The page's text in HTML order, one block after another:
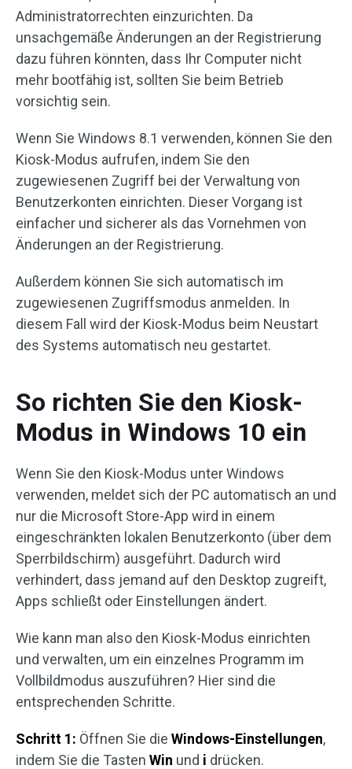
Administratorrechten einzurichten. Da
unsachgemäße Änderungen an der Registrierung
dazu führen könnten, dass Ihr Computer nicht
mehr bootfähig ist, sollten Sie beim Betrieb
vorsichtig sein.
Wenn Sie Windows 8.1 verwenden, können Sie den
Kiosk-Modus aufrufen, indem Sie den
zugewiesenen Zugriff bei der Verwaltung von
Benutzerkonten einrichten. Dieser Vorgang ist
einfacher und sicherer als das Vornehmen von
Änderungen an der Registrierung.
Außerdem können Sie sich automatisch im
zugewiesenen Zugriffsmodus anmelden. In
diesem Fall wird der Kiosk-Modus beim Neustart
des Systems automatisch neu gestartet.
So richten Sie den Kiosk-
Modus in Windows 10 ein
Wenn Sie den Kiosk-Modus unter Windows
verwenden, meldet sich der PC automatisch an und
nur die Microsoft Store-App wird in einem
eingeschränkten lokalen Benutzerkonto (über dem
Sperrbildschirm) ausgeführt. Dadurch wird
verhindert, dass jemand auf den Desktop zugreift,
Apps schließt oder Einstellungen ändert.
Wie kann man also den Kiosk-Modus einrichten
und verwalten, um ein einzelnes Programm im
Vollbildmodus auszuführen? Hier sind die
entsprechenden Schritte.
Schritt 1: Öffnen Sie die Windows-Einstellungen,
indem Sie die Tasten Win und i drücken.